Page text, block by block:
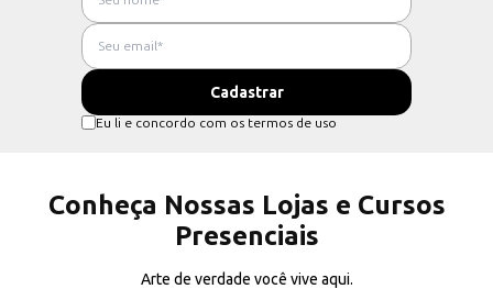
Eu li e concordo com os termos de uso
Conheça Nossas Lojas e Cursos
Presenciais
Arte de verdade você vive aqui.